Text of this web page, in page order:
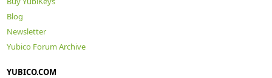
Blog
Newsletter
Yubico Forum Archive
YUBICO.COM